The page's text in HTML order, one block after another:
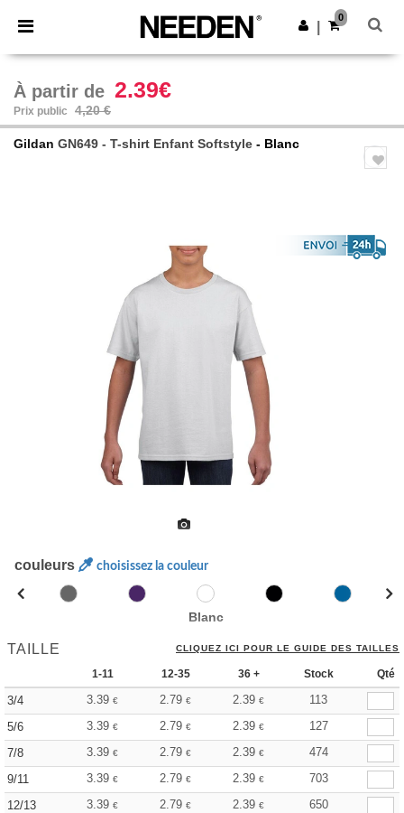
× Appli Needen
Meilleurs prix sur l’app !
Obtenir l'appli
0
À partir de 2.39€
Prix public 4,20 €
Gildan GN649 - T-shirt Enfant Softstyle - Blanc
couleurs choisissez la couleur
Blanc
TAILLE CLIQUEZ ICI POUR LE GUIDE DES TAILLES
1-11 12-35 36 + Stock Qté
3/4 3.39 € 2.79 € 2.39 €
113
5/6
3.39 € 2.79 € 2.39 €
127
7/8
3.39 € 2.79 € 2.39 €
474
9/11
3.39 € 2.79 € 2.39 €
703
12/13
3.39 € 2.79 € 2.39 € 650